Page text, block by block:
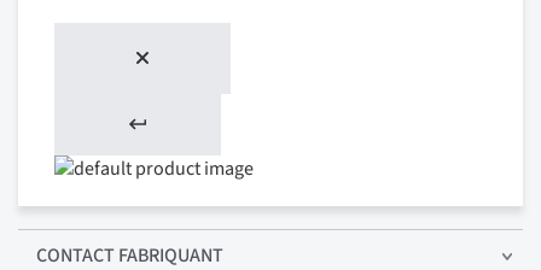
CONTACT FABRIQUANT